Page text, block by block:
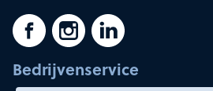
Bedrijvenservice